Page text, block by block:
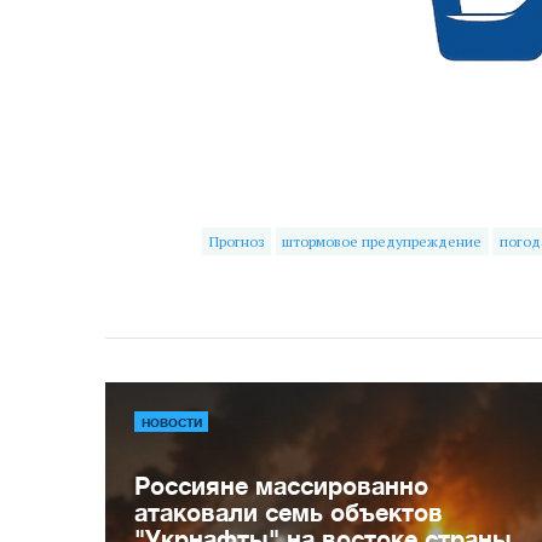
Прогноз штормовое предупреждение
НОВОСТИ
Россияне массированно
атаковали семь объектов